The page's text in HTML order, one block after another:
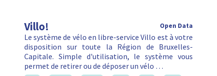
Villo! Open Data
Le système de vélo en libre-service Villo est à votre
disposition sur toute la Région de Bruxelles-
Capitale. Simple d'utilisation, le système vous
permet de retirer ou de déposer un vélo …